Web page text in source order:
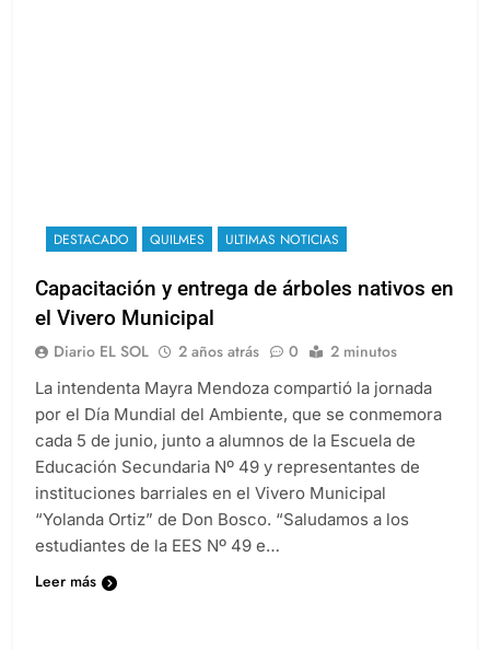
DESTACADO QUILMES ULTIMAS NOTICIAS
Capacitación y entrega de árboles nativos en
el Vivero Municipal
Diario EL SOL 2 años atrás 0 2 minutos
La intendenta Mayra Mendoza compartió la jornada
por el Día Mundial del Ambiente, que se conmemora
cada 5 de junio, junto a alumnos de la Escuela de
Educación Secundaria Nº 49 y representantes de
instituciones barriales en el Vivero Municipal
“Yolanda Ortiz” de Don Bosco. “Saludamos a los
estudiantes de la EES Nº 49 e…
Leer más